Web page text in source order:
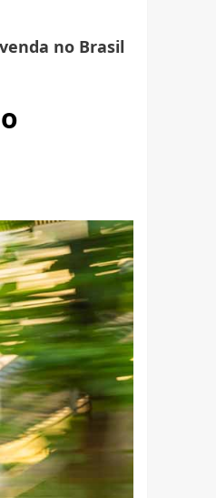
no Brasil